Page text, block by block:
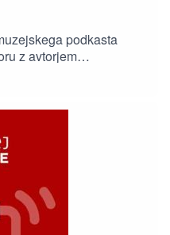
podkasta
z avtorjem
v panju Petrom
Muzeja Velenje Špelo